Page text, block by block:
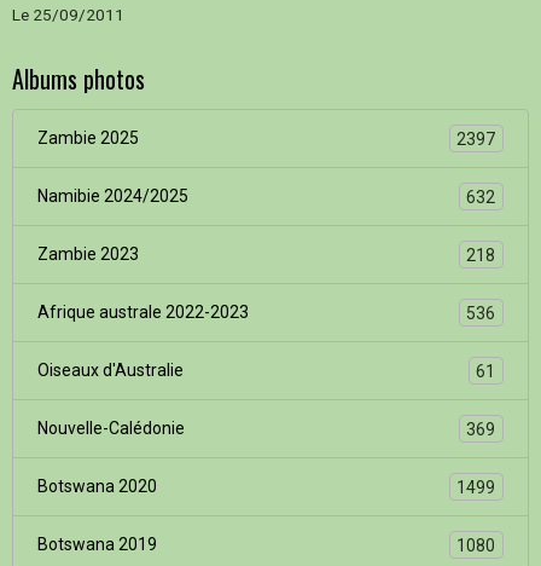
Le 25/09/2011
Albums photos
Zambie 2025 2397
Namibie 2024/2025 632
Zambie 2023 218
Afrique australe 2022-2023 536
Oiseaux d'Australie 61
Nouvelle-Calédonie 369
Botswana 2020 1499
Botswana 2019 1080